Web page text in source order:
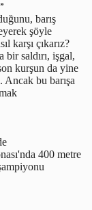
barış
şöyle
karşı çıkarız?
bir saldırı, işgal,
kurşun da yine
Ancak bu barışa
400 metre